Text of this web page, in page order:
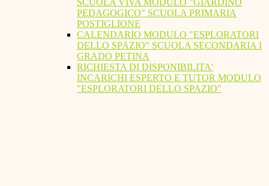
SCUOLA VIVA MODULO "GIARDINO
PEDAGOGICO" SCUOLA PRIMARIA
POSTIGLIONE
CALENDARIO MODULO "ESPLORATORI
DELLO SPAZIO" SCUOLA SECONDARIA I
GRADO PETINA
RICHIESTA DI DISPONIBILITA'
INCARICHI ESPERTO E TUTOR MODULO
"ESPLORATORI DELLO SPAZIO"